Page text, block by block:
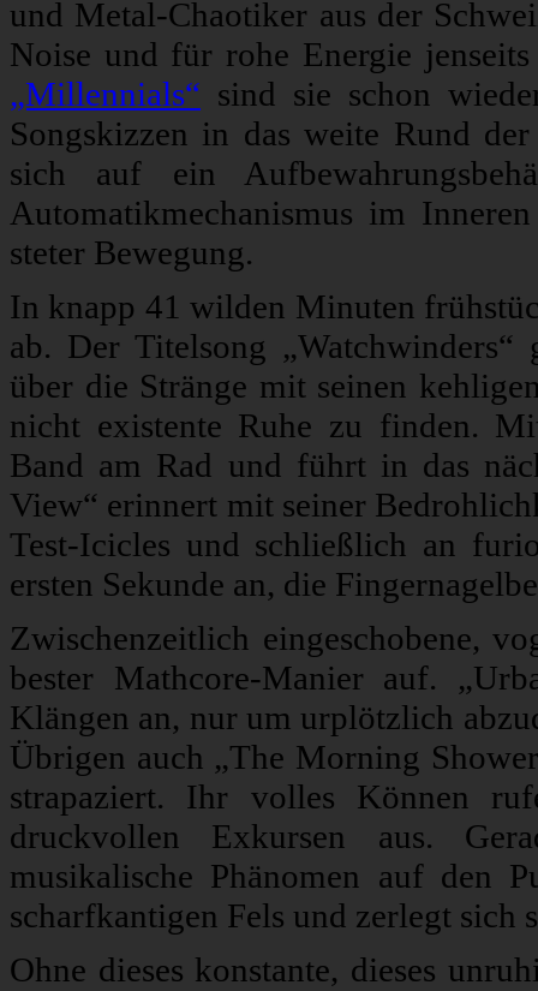
und Metal-Chaotiker aus der
Noise und für rohe Energie
„Millennials“ sind sie schon
Songskizzen in das weite Rund
sich auf ein
Automatikmechanismus im
steter Bewegung.
In knapp 41 wilden Minuten
ab. Der Titelsong
über die Stränge mit seinen
nicht existente Ruhe zu finden.
Band am Rad und führt in das
View“ erinnert mit seiner
Test-Icicles und schließlich an
ersten Sekunde an, die
Zwischenzeitlich eingeschobene,
bester Mathcore-Manier auf.
Klängen an, nur um urplötzlich
Übrigen auch „The Morning
strapaziert. Ihr volles Können
druckvollen Exkursen aus.
musikalische Phänomen auf den
scharfkantigen Fels und zerlegt sich
Ohne dieses konstante, dieses